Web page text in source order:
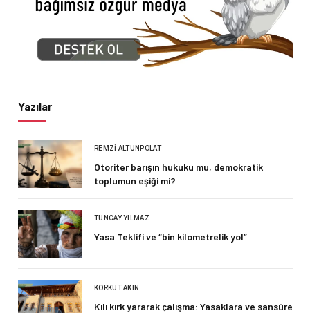
Yazılar
REMZI ALTUNPOLAT
Otoriter barışın hukuku mu, demokratik
toplumun eşiği mi?
TUNCAY YILMAZ
Yasa Teklifi ve “bin kilometrelik yol”
KORKUT AKIN
Kılı kırk yararak çalışma: Yasaklara ve sansüre